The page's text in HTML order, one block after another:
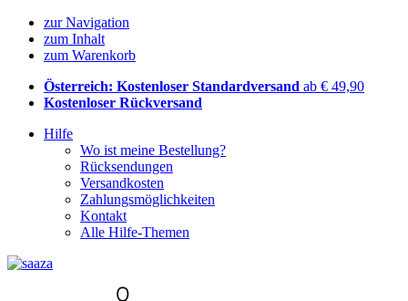
zur Navigation
zum Inhalt
zum Warenkorb
Österreich: Kostenloser Standardversand ab € 49,90
Kostenloser Rückversand
Hilfe
Wo ist meine Bestellung?
Rücksendungen
Versandkosten
Zahlungsmöglichkeiten
Kontakt
Alle Hilfe-Themen